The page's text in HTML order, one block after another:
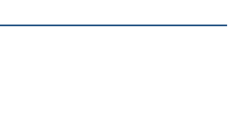
Magazine PRO